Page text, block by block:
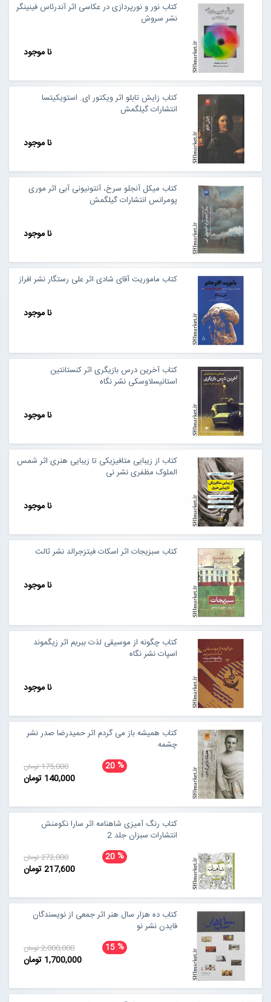
کتاب نور و نورپردازی در عکاسی اثر آندرئاس فینینگر
نشر سروش
نا موجود
کتاب زایش تابلو اثر ویکتور ای. استویکیتسا
انتشارات گیلگمش
نا موجود
کتاب میکل آنجلو سرخ، آنتونیونی آبی اثر موری
پومرانس انتشارات گیلگمش
نا موجود
کتاب ماموریت آقای شادی اثر علی رستگار نشر افراز
نا موجود
کتاب آخرین درس بازیگری اثر کنستانتین
استانیسلاوسکی نشر نگاه
نا موجود
کتاب از زیبایی متافیزیکی تا زیبایی هنری اثر شمس
الملوک مظفری نشر نی
نا موجود
کتاب سبزیجات اثر اسکات فیتزجرالد نشر ثالث
نا موجود
کتاب چگونه از موسیقی لذت ببریم اثر زیگموند
اسپات نشر نگاه
نا موجود
کتاب همیشه باز می گردم اثر حمیدرضا صدر نشر
چشمه
20% 175,000 تومان
140,000 تومان
کتاب رنگ آمیزی شاهنامه اثر سارا نکومنش
انتشارات سبزان جلد 2
20% 272,000 تومان
217,600 تومان
کتاب ده هزار سال هنر اثر جمعی از نویسندگان
فایدن نشر نو
15% 2,000,000 تومان
1,700,000 تومان